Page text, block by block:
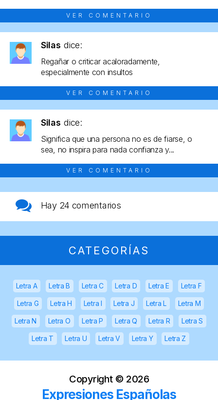
VER COMENTARIO
Silas dice:
Regañar o criticar acaloradamente,
especialmente con insultos
VER COMENTARIO
Silas dice:
Significa que una persona no es de fiarse, o
sea, no inspira para nada confianza y...
VER COMENTARIO
Hay 24 comentarios
CATEGORÍAS
Letra A Letra B Letra C Letra D Letra E Letra F
Letra G Letra H Letra I Letra J Letra L Letra M
Letra N Letra O Letra P Letra Q Letra R Letra S
Letra T Letra U Letra V Letra Y Letra Z
Copyright © 2026
Expresiones Españolas